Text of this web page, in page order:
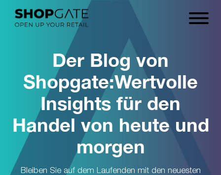
Der Blog von
Shopgate:Wertvolle
Insights für den
Handel von heute und
morgen
Bleiben Sie auf dem Laufenden mit den neuesten